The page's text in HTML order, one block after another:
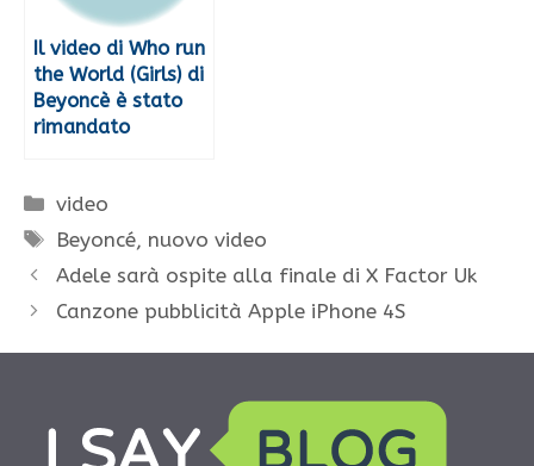
Il video di Who run
the World (Girls) di
Beyoncè è stato
rimandato
Categorie
video
Tag
Beyoncé, nuovo video
Adele sarà ospite alla finale di X Factor Uk
Canzone pubblicità Apple iPhone 4S